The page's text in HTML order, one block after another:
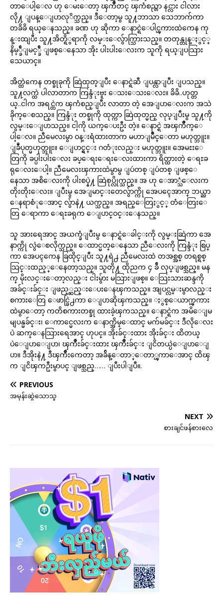
တာေပါ့ေလ ဟု ေမးေတာ့ ၾကိဳတင္ ၾကံစည္တာ နင္လား ငါလား
လို႔ ျပန္ေျပာလုိက္သည္။ ဒီေတာ့မွ သူ႔ဘာသာ သေဘာက်ကာ
တခိခိ ရယ္ေနသည္။ ခဏ ဟု ဆိုကာ ေနာင္ရဲေပါင္ၾကားထဲကေန ကု
န္းထျပီး သူ႔အိတ္ရိွရာကို လမ္းေလွ်ာက္သြားသည္။ တတုန္တုန္ႏွင့္
နိမ့္ခ်ီျမင့္ခ်ီ ျဖစ္ေနေသာ အိုး ပါးပါးေလးက သူကို ရယ္ျပသြား
သေယာင္။
အိတ္ထဲကေန တစ္ခုခုကို ဆြဲထုတ္ျပီး ေနာင္ရဲဆီ ျပန္လာျပီး ျပသည္။
သူ႔လက္ထဲ ပါလာတာက ကြန္ဒံုးဗူး ေသးေသးေလး။ ခိခိ..ဟုတ္တ
ယ္..ငါက အရင္ထဲက ၾကံစည္ျပီး လာတာ တဲ့ အေျပာေလးက အသဲ
ခိုက္ေစသည္။ ကြန္ဒံုး တစ္ခုကို ထုတ္ကာ ဆြဲထုတ္မည္ လုပ္ျပီးမွ သူ႔ကို
လွမ္းေျပာသည္။ ငါ့ကို ယက္ေပးဦး တဲ့။ ေနာင္ရဲ အၾကိဳက္ေ
ပါ့ေလ။ ညီမေလးမွာ ဝန္းရံထားတာက မဟာျမဳိင္ေတာ မဟုတ္ဘူး။
ျခဳံပုတ္မဟုတ္ဘူး။ ေျပာင္ရွင္း ဂတံုးလည္း မဟုတ္ဘူး။ အေမႊးေ
တြကို ခပ္ပါးပါးေလး ခပ္ေရးေရးေလးထားကာ ရိတ္ထားတဲ့ ေရႊခ
ရုေလးေပါ့။ ညီမေလးၾကားထဲမွာမွ ျပဴတစ္ ျပဴတစ္ ျဖစ္ေ
နေသာ အစိေလးကို ပါးစပ္နဲ႔ ဆြဲစုပ္လိုက္သည္။ အ ဟု ေအာ္သံေလးက
တိုးတိုးေလး။ ျပီးမွ အေျမာင္းတေလွ်ာက္ကို အေပၚေအာက္ ဘယ္ညာ
ေနရာစံုေအာင္ လွ်ာနဲ႔ ယက္သည္။ အရည္ေတြႏွင့္ တံေတြးေ
တြ ေရာကာ ေရႊခရုက ေျပာင္ဝင္းေနသည္။
သူ အားရေအာင္ အယက္ခံျပီးမွ ေနာင္ရဲေခါင္းကို လွမ္းဆြဲကာ အေ
နာက္ကို လွဲေစလိုက္သည္။ ေထာင္မတ္ေနေသာ ညီေလးကို ကြန္ဒံုး စြပ္
ကာ အေပၚကေန ခြထိုင္ျပီး သူ႔ရဲ႕ ညီမေလးထဲ တအစ္အစ္ တရစ္ရစ္
သြင္းထည့္ေနေတာ့သည္။ သူတို႔ ထိုညက ၄ ခ်ီ လုပ္ျဖစ္သည္။ မန
က္ မိုးလင္းေတာ့လည္း ငါးမွ်ား မသြားျဖစ္။ ေသြးသားဆန္ဒကို
အခ်င္းခ်င္း ျဖည့္ဆည္းေပးေနၾကသည္။ အျပင္လမ္းမွာလည္း
စကားေတြ ေဖာင္ဖြဲ႕ကာ ေျပာဆိုၾကသည္။ ႏွစ္ေယာက္ၾကား
ထဲမွာေတာ့ ကတိစကားတစ္ခု ထားခဲ့ၾကသည္။ ေနာင္ရဲက အမိေျမ
မျပန္မခ်င္း၊ ေကာင္မေလးက ေနာက္အိမ္ေထာင္ မက်မခ်င္း ဒီလိုေလး
ပဲ ဆက္ေနသြားရေအာင္ ဟုပင္။ အိုးခ်င္းထား အိုးခ်င္း ထိတယ္
ပဲေျပာေျပာ၊ ၾကိဳးခ်င္းထား ၾကိဳးခ်င္း ျငိတယ္ပဲေျပာေျ
ပာ။ ဒီအိုးနဲ႔ ဒီၾကိဳးကေတာ့ အခ်ိန္ေတာ္ေတာ္ၾကာေအာင္ ထိၾ
က ျငိၾကဦးမွာပင္ ျဖစ္သည္…… ျပီးပါျပီ။.
PREVIOUS
အမုန်းဆွဲသောသူ
NEXT
စားချင်ဖန်စားလေ